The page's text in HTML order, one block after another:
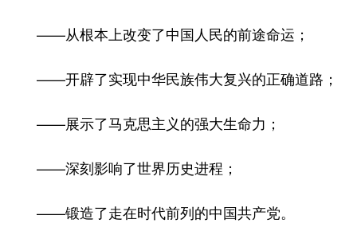
——从根本上改变了中国人民的前途命运；
——开辟了实现中华民族伟大复兴的正确道路；
——展示了马克思主义的强大生命力；
——深刻影响了世界历史进程；
——锻造了走在时代前列的中国共产党。